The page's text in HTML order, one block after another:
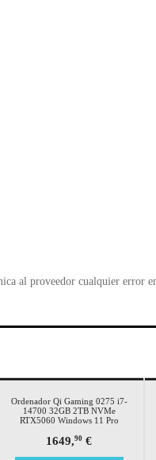
al proveedor cualquier error
Ordenador Qi Gaming 0275 i7-
14700 32GB 2TB NVMe
RTX5060 Windows 11 Pro
1649,90 €